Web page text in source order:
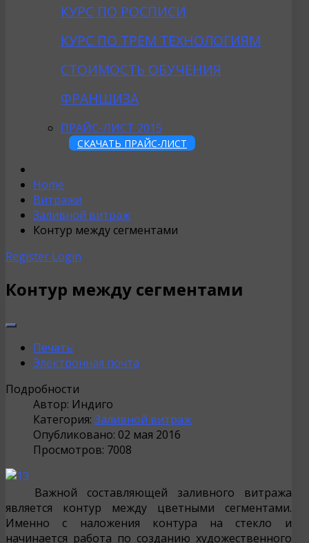
КУРС ПО РОСПИСИ
КУРС ПО ТРЕМ ТЕХНОЛОГИЯМ
СТОИМОСТЬ ОБУЧЕНИЯ
ФРАНШИЗА
ПРАЙС-ЛИСТ 2015
СКАЧАТЬ ПРАЙС-ЛИСТ
Home
Витражи
Заливной витраж
Контур между сегментами
Register Login
Контур между сегментами
Печать
Электронная почта
Подробности
Автор: Индиго
Категория: Заливной витраж
Опубликовано: 02 мая 2016
Просмотров: 7008
Важной составляющей заливного витража
является контур между цветными сегментами.
Именно с наложения контура на стекло и
начинается работа по созданию художественного